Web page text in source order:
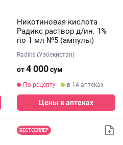
Никотиновая кислота
Радикс раствор д/ин. 1%
по 1 мл №5 (ампулы)
Radiks (Узбекистан)
от4 000сум
По рецепту в 14 аптеках
Цены в аптеках
БЕСТСЕЛЛЕР